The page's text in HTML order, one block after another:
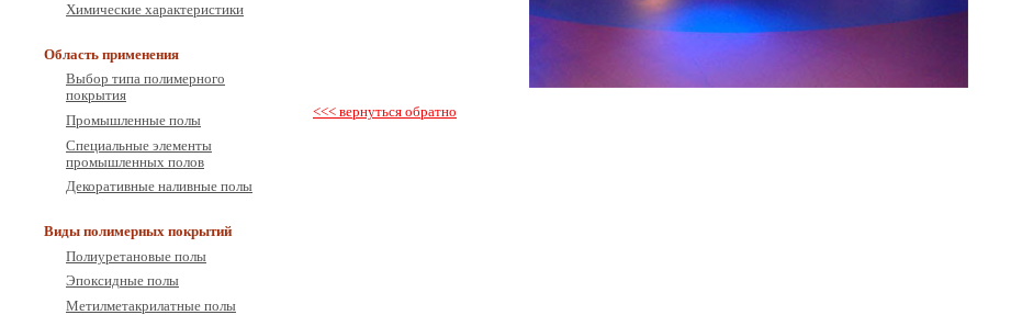
Химические характеристики
Область применения
Выбор типа полимерного
покрытия
Промышленные полы
Специальные элементы
промышленных полов
Декоративные наливные полы
Виды полимерных покрытий
Полиуретановые полы
Эпоксидные полы
Метилметакрилатные полы
<<< вернуться обратно